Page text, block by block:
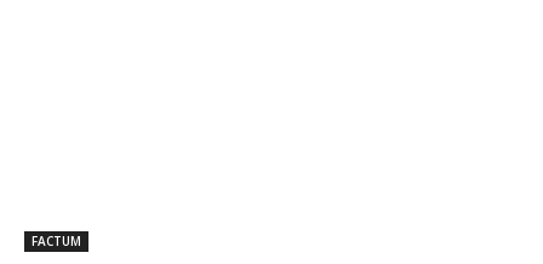
FACTUM